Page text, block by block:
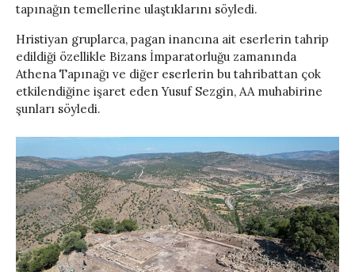
tapınağın temellerine ulaştıklarını söyledi.
Hristiyan gruplarca, pagan inancına ait eserlerin tahrip
edildiği özellikle Bizans İmparatorluğu zamanında
Athena Tapınağı ve diğer eserlerin bu tahribattan çok
etkilendiğine işaret eden Yusuf Sezgin, AA muhabirine
şunları söyledi.